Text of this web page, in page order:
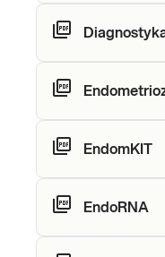
EndomKIT
EndoRNA